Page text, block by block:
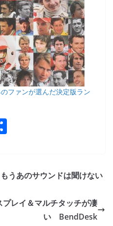
ファンが選んだ決定版ラン
うあのサウンドは聞けない
レイ＆マルチタッチが凄
い BendDesk